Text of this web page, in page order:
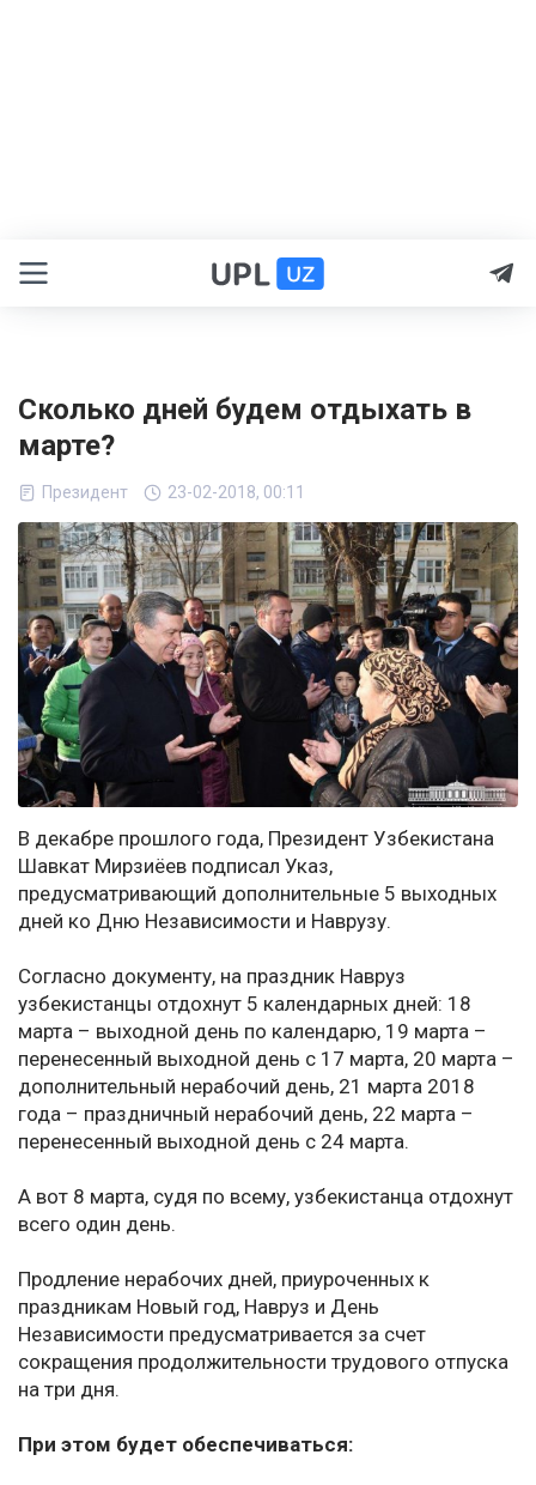
Сколько дней будем отдыхать в
марте?
Президент 23-02-2018, 00:11
В декабре прошлого года, Президент Узбекистана
Шавкат Мирзиёев подписал Указ,
предусматривающий дополнительные 5 выходных
дней ко Дню Независимости и Наврузу.
Согласно документу, на праздник Навруз
узбекистанцы отдохнут 5 календарных дней: 18
марта – выходной день по календарю, 19 марта –
перенесенный выходной день с 17 марта, 20 марта –
дополнительный нерабочий день, 21 марта 2018
года – праздничный нерабочий день, 22 марта –
перенесенный выходной день с 24 марта.
А вот 8 марта, судя по всему, узбекистанца отдохнут
всего один день.
Продление нерабочих дней, приуроченных к
праздникам Новый год, Навруз и День
Независимости предусматривается за счет
сокращения продолжительности трудового отпуска
на три дня.
При этом будет обеспечиваться: